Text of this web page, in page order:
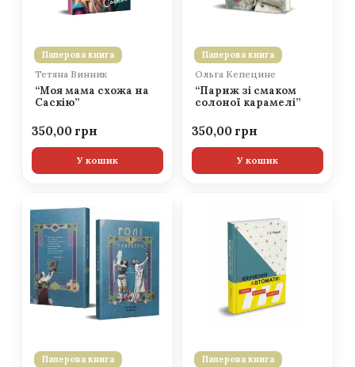
Паперова книга
Тетяна Винник
“Моя мама схожа на
Саскію”
350,00
У кошик
Паперова книга
Ольга Кепецине
“Париж зі смаком
солоної карамелі”
350,00
У кошик
Паперова книга Паперова книга